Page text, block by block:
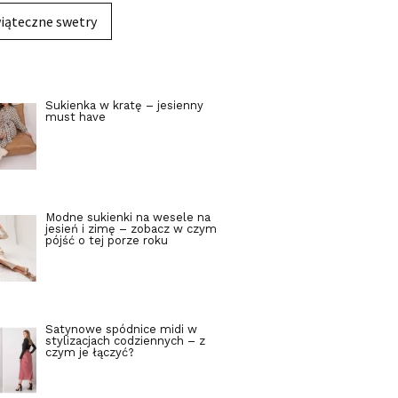
swetry
Sukienka w kratę – jesienny
must have
Modne sukienki na wesele na
jesień i zimę – zobacz w czym
pójść o tej porze roku
Satynowe spódnice midi w
stylizacjach codziennych – z
czym je łączyć?